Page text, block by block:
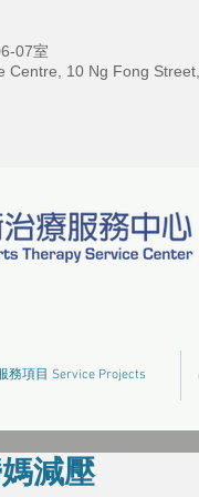
07室
Centre, 10 Ng Fong
務項目 Service Projects
減壓